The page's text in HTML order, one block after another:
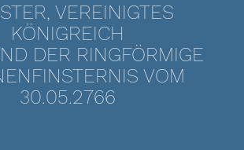
VEREINIGTES
KÖNIGREICH
DER RINGFÖRMIGE
VOM
30.05.2766